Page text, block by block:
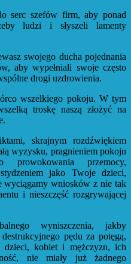
serc szefów firm, aby ponad
ludzi i słyszeli lamenty
swojego ducha pojednania
aby wypełniali swoje często
drogi uzdrowienia.
wszelkiego pokoju. W tym
troskę naszą złożyć na
skrajnym rozdźwiękiem
wyzysku, pragnieniem pokoju
prowokowania przemocy,
jako Twoje dzieci,
wyciągamy wniosków z nie tak
i nieszczęść rozgrywającej
wyniszczenia, jakby
pędu za potęgą,
kobiet i mężczyzn, ich
nie miały już żadnego